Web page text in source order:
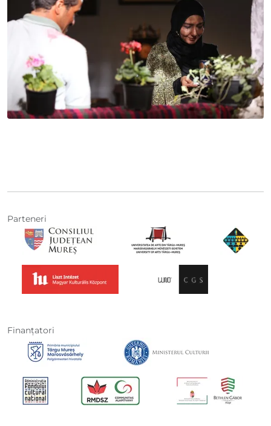
Parteneri
Finanţatori